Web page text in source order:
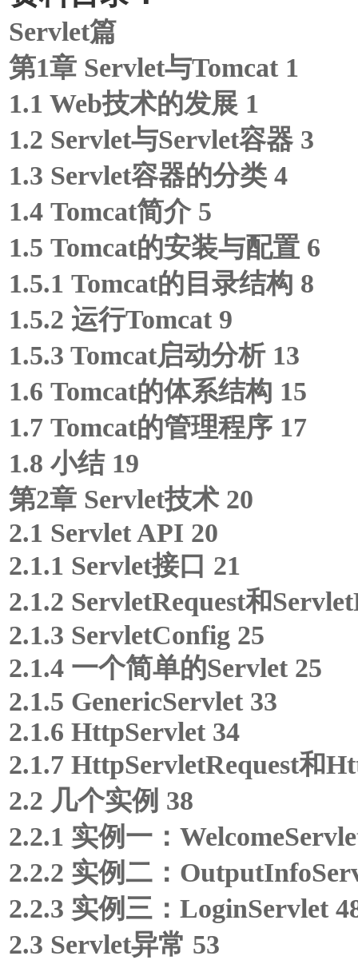
Servlet篇
第1章 Servlet与Tomcat 1
1.1 Web技术的发展 1
1.2 Servlet与Servlet容器 3
1.3 Servlet容器的分类 4
1.4 Tomcat简介 5
1.5 Tomcat的安装与配置 6
1.5.1 Tomcat的目录结构 8
1.5.2 运行Tomcat 9
1.5.3 Tomcat启动分析 13
1.6 Tomcat的体系结构 15
1.7 Tomcat的管理程序 17
1.8 小结 19
第2章 Servlet技术 20
2.1 Servlet API 20
2.1.1 Servlet接口 21
2.1.2 ServletRequest和
2.1.3 ServletConfig 25
2.1.4 一个简单的Servlet 25
2.1.5 GenericServlet 33
2.1.6 HttpServlet 34
2.1.7 HttpServletRequest和
2.2 几个实例 38
2.2.1 实例一：
2.2.2 实例二：
2.2.3 实例三：LoginServlet
2.3 Servlet异常 53